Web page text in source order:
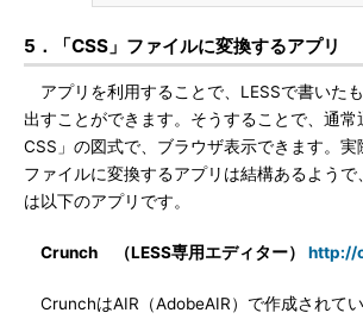
5．「CSS」ファイルに変換するアプリ
アプリを利用することで、LESSで書いた
出すことができます。そうすることで、通常
CSS」の図式で、ブラウザ表示できます。実
ファイルに変換するアプリは結構あるよう
は以下のアプリです。
Crunch （LESS専用エディター） http://
CrunchはAIR（AdobeAIR）で作成されてい